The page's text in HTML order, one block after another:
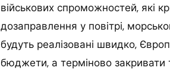
військових спроможностей, які
дозаправлення у повітрі,
будуть реалізовані швидко,
бюджети, а терміново закривати